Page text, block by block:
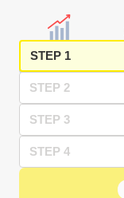
STEP 1
STEP 2
STEP 3
STEP 4